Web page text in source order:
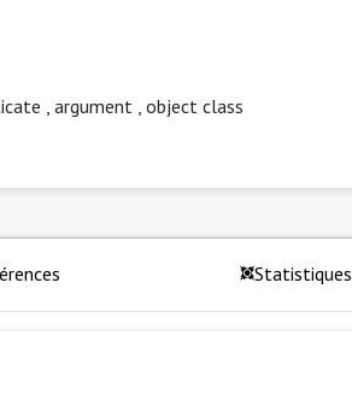
argument object class
Statistiques